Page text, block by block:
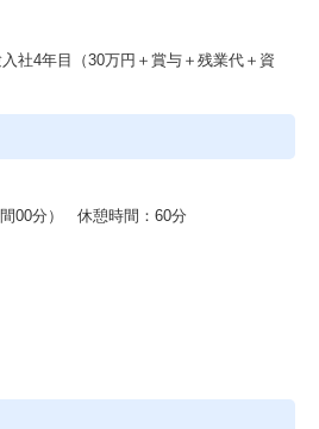
社4年目（30万円＋賞与＋残業代＋資
00分） 休憩時間：60分